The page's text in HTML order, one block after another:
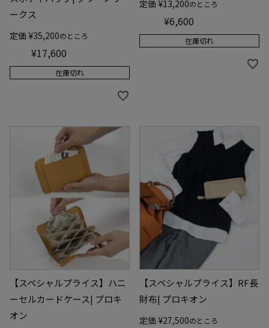
ークス
定価 ¥35,200のところ
¥17,600
在庫切れ
定価 ¥13,200のところ
¥6,600
在庫切れ
【スペシャルプライス】ハニ
ーセルカードケース| プロキ
オン
【スペシャルプライス】RF長
財布| プロキオン
定価 ¥27,500のところ